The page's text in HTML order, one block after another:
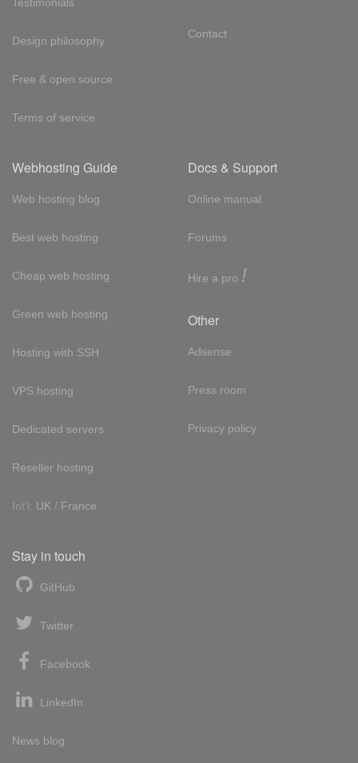
Design philosophy
Free & open source
Terms of service
Contact
Webhosting Guide
Web hosting blog
Best web hosting
Cheap web hosting
Green web hosting
Hosting with SSH
VPS hosting
Dedicated servers
Reseller hosting
Int'l: UK / France
Docs & Support
Online manual
Forums
Hire a pro !
Other
Adsense
Press room
Privacy policy
Stay in touch
GitHub
Twitter
Facebook
LinkedIn
News blog